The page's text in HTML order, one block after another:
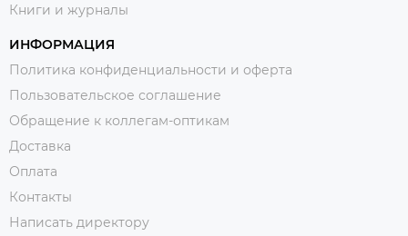
Книги и журналы
ИНФОРМАЦИЯ
Политика конфиденциальности и оферта
Пользовательское соглашение
Обращение к коллегам-оптикам
Доставка
Оплата
Контакты
Написать директору